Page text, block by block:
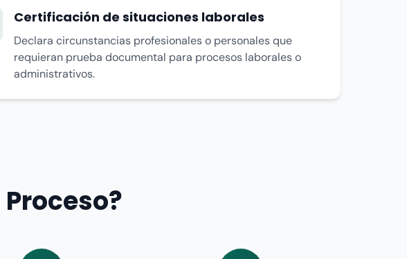
Certificación de situaciones laborales
Declara circunstancias profesionales o personales que
requieran prueba documental para procesos laborales o
administrativos.